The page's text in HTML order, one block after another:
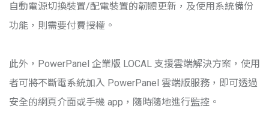
自動電源切換裝置/配電裝置的韌體更新，及使用系統備份
功能，則需要付費授權。
此外，PowerPanel 企業版 LOCAL 支援雲端解決方案，使用
者可將不斷電系統加入 PowerPanel 雲端版服務，即可透過
安全的網頁介面或手機 app，隨時隨地進行監控。